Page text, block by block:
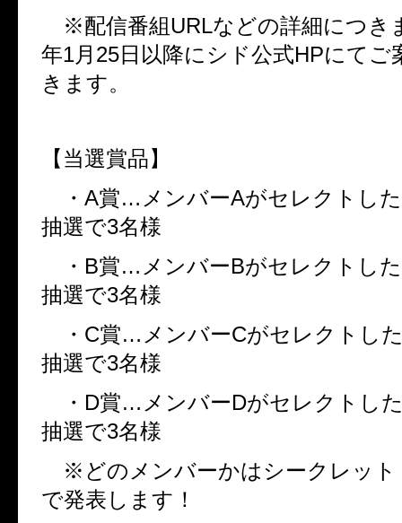
※配信番組URLなどの詳細につき
年1月 25日以降にシド公式HPにてご
きます。
【当選賞品】
・ A賞…メンバーAがセレクトし
抽選で3名様
・ B賞…メンバーBがセレクトし
抽選で3名様
・ C賞…メンバーCがセレクトし
抽選で3名様
・ D賞…メンバーDがセレクトし
抽選で3名様
※どのメンバーかはシークレット
で発表します！